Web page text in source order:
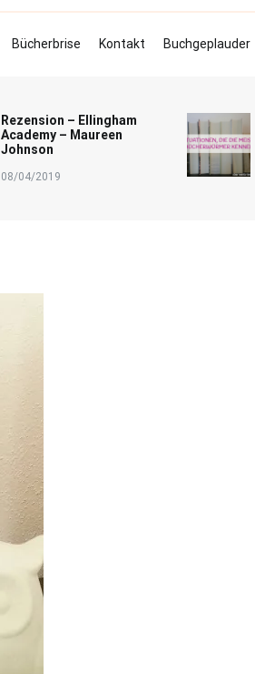
Bücherbrise Kontakt Buchgeplauder
Rezension – Ellingham
Academy – Maureen
Johnson
08/04/2019